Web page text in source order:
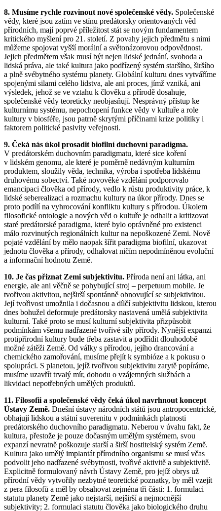
8. Musíme rychle rozvinout nové společenské vědy. Společenské
vědy, které jsou zatím ve stínu predátorsky orientovaných věd
přírodních, mají poprvé příležitost stát se novým fundamentem
kritického myšlení pro 21. století. Z povahy jejich předmětu s nimi
můžeme spojovat vyšší morální a světonázorovou odpovědnost.
Jejich předmětem však musí být nejen lidské jednání, svoboda a
lidská práva, ale také kultura jako podřízený systém staršího, širšího
a plně svébytného systému planety. Globální kulturu dnes vytváříme
spojenými silami celého lidstva, ale ani proces, jímž vzniká, ani
výsledek, jehož se ve vztahu k člověku a přírodě dosahuje,
společenské vědy teoreticky neobjasňují. Nesprávný přístup ke
kulturnímu systému, nepochopení funkce vědy v kultuře a role
kultury v biosféře, jsou patrně skrytými příčinami krize politiky i
faktorem politické pasivity veřejnosti.
9. Čeká nás úkol prosadit biofilní duchovní paradigma.
V predátorském duchovním paradigmatu, které sice koření
v lidském genomu, ale které je poměrně nedávným kulturním
produktem, sloužily věda, technika, výroba i spotřeba lidskému
druhovému sobectví. Také novověké vzdělání podporovalo
emancipaci člověka od přírody, vedlo k růstu produktivity práce, k
lidské seberealizaci a rozmachu kultury na úkor přírody. Dnes se
proto podílí na vyhrocování konfliktu kultury s přírodou. Úkolem
filosofické ontologie a nových věd o kultuře je odhalit a kritizovat
staré predátorské paradigma, které bylo oprávněné pro existenci
málo rozvinutých regionálních kultur na nepoškozené Zemi. Nově
pojaté vzdělání by mělo naopak šířit paradigma biofilní, ukazovat
jednotu člověka a přírody, odhalovat ničím nepodmíněnou evoluční
a informační hodnotu Země.
10. Je čas přiznat Zemi subjektivitu. Příroda není ani látka, ani
energie, ale ani věčně se pohybující stroj – perpetuum mobile. Je
tvořivou aktivitou, nejširší spontánně obnovující se subjektivitou.
Její tvořivost umožnila i dočasnou a dílčí subjektivitu lidskou, kterou
dnes bohužel deformuje predátorsky nastavená umělá subjektivita
kulturní. Také proto se musí kulturní subjektivita přizpůsobit
podmínkám všemu nadřazené tvořivé síly přírody. Nynější expanzi
protipřírodní kultury bude třeba zastavit a podřídit dlouhodobě
možné zátěži Země. Od války s přírodou, jejího drancování a
chemického zamořování, musíme přejít k symbióze a k pokusu o
spolupráci. S planetou, jejíž tvořivou subjektivitu zarytě popíráme,
musíme uzavřít trvalý mír, dohodu o vzájemných službách a
likvidaci nepotřebných umělých produktů.
11. Filosofii a společenské vědy čeká úkol navrhnout koncept
Ústavy Země. Dnešní ústavy národních států jsou antropocentrické,
obhajují lidskou a státní suverenitu v podmínkách platnosti
predátorského duchovního paradigmatu. Neberou v úvahu fakt, že
kultura, přestože je pouze dočasným umělým systémem, svou
expanzí nevratně poškozuje starší a širší hostitelský systém Země.
Kultura jako umělý implantát přírodního organismu se musí včas
podvolit jeho nadřazené svébytnosti, tvořivé aktivitě a subjektivitě.
Explicitně formulovaný návrh Ústavy Země, pro jejíž obrys už
přírodní vědy vytvořily nezbytné teoretické poznatky, by měl vzejít
z pera filosofů a měl by obsahovat zejména tři části: 1. formulaci
statutu planety Země jako nejstarší, nejširší a nejmocnější
subjektivity; 2. formulaci statutu člověka jako biologického druhu